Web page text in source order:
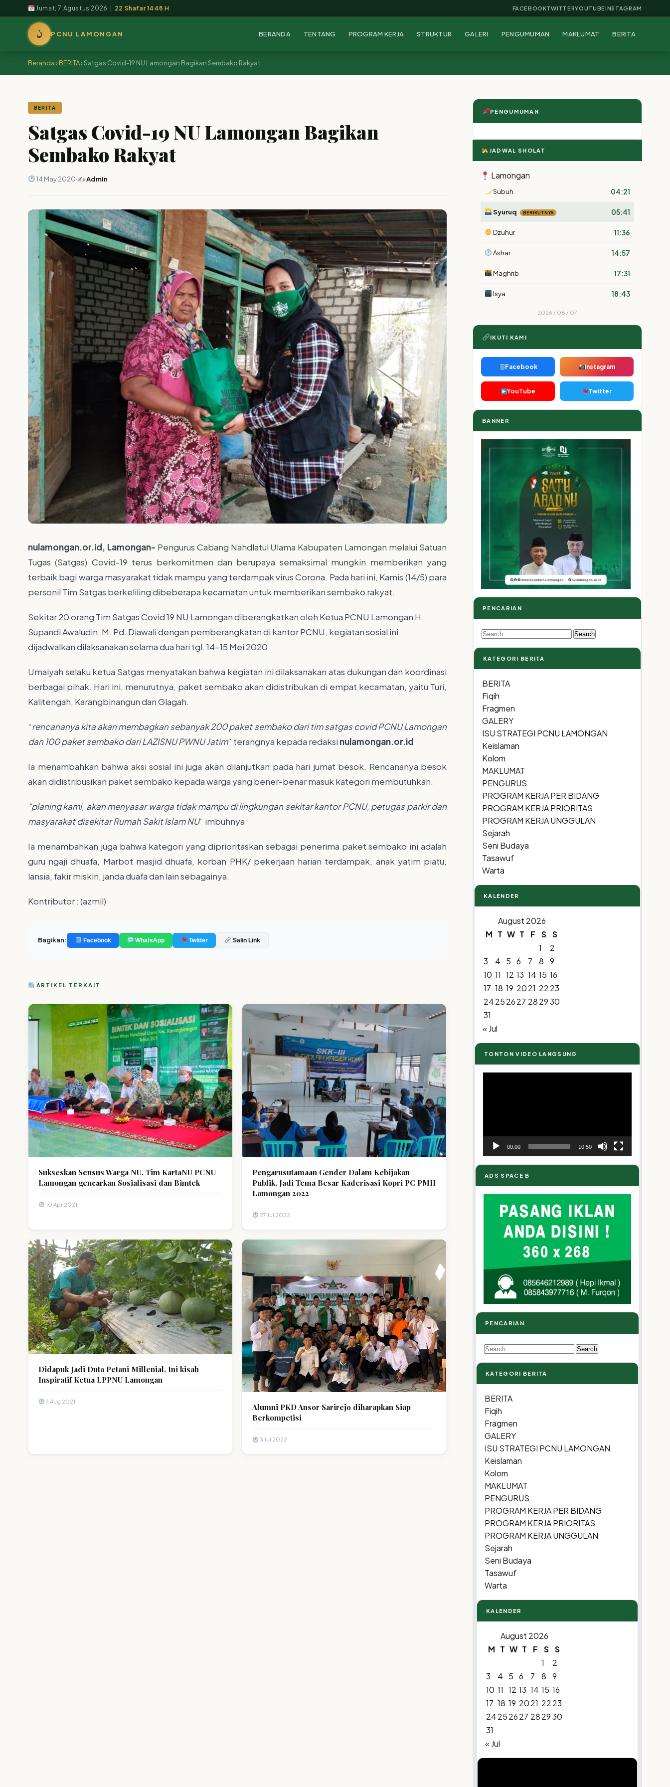
Jumat, 7 Agustus 2026 | 22 Shafar 1448 H FACEBOOKTWITTERYOUTUBEINSTAGRAM
ن PCNU LAMONGAN BERANDA TENTANG PROGRAM KERJA STRUKTUR GALERI PENGUMUMAN MAKLUMAT BERITA
Beranda›BERITA›Satgas Covid-19 NU Lamongan Bagikan Sembako Rakyat
BERITA
Satgas Covid-19 NU Lamongan Bagikan
Sembako Rakyat
14 May 2020·✍️Admin
nulamongan.or.id, Lamongan- Pengurus Cabang Nahdlatul Ulama Kabupaten Lamongan melalui Satuan
Tugas (Satgas) Covid-19 terus berkomitmen dan berupaya semaksimal mungkin memberikan yang
terbaik bagi warga masyarakat tidak mampu yang terdampak virus Corona. Pada hari ini, Kamis (14/5) para
personil Tim Satgas berkeliling dibeberapa kecamatan untuk memberikan sembako rakyat.
Sekitar 20 orang Tim Satgas Covid 19 NU Lamongan diberangkatkan oleh Ketua PCNU Lamongan H.
Supandi Awaludin, M. Pd. Diawali dengan pemberangkatan di kantor PCNU, kegiatan sosial ini
dijadwalkan dilaksanakan selama dua hari tgl. 14-15 Mei 2020
Umaiyah selaku ketua Satgas menyatakan bahwa kegiatan ini dilaksanakan atas dukungan dan koordinasi
berbagai pihak. Hari ini, menurutnya, paket sembako akan didistribukan di empat kecamatan, yaitu Turi,
Kalitengah, Karangbinangun dan Glagah.
“rencananya kita akan membagkan sebanyak 200 paket sembako dari tim satgas covid PCNU Lamongan
dan 100 paket sembako dari LAZISNU PWNU Jatim” terangnya kepada redaksi nulamongan.or.id
Ia menambahkan bahwa aksi sosial ini juga akan dilanjutkan pada hari jumat besok. Rencananya besok
akan didistribusikan paket sembako kepada warga yang bener-benar masuk kategori membutuhkan.
“planing kami, akan menyasar warga tidak mampu di lingkungan sekitar kantor PCNU, petugas parkir dan
masyarakat disekitar Rumah Sakit Islam NU” imbuhnya
Ia menambahkan juga bahwa kategori yang diprioritaskan sebagai penerima paket sembako ini adalah
guru ngaji dhuafa, Marbot masjid dhuafa, korban PHK/ pekerjaan harian terdampak, anak yatim piatu,
lansia, fakir miskin, janda duafa dan lain sebagainya.
Kontributor : (azmil)
Bagikan: Facebook WhatsApp Twitter Salin Link
ARTIKEL TERKAIT
Sukseskan Sensus Warga NU, Tim KartaNU PCNU
Lamongan gencarkan Sosialisasi dan Bimtek
10 Apr 2021
Pengarusutamaan Gender Dalam Kebijakan
Publik, Jadi Tema Besar Kaderisasi Kopri PC PMII
Lamongan 2022
27 Jul 2022
Didapuk Jadi Duta Petani Millenial, Ini kisah
Inspiratif Ketua LPPNU Lamongan
7 Aug 2021
Alumni PKD Ansor Sarirejo diharapkan Siap
Berkompetisi
3 Jul 2022
PENGUMUMAN
JADWAL SHOLAT
Lamongan
Subuh 04:21
Syuruq BERIKUTNYA 05:41
Dzuhur 11:36
Ashar 14:57
Maghrib 17:31
Isya 18:43
2026 / 08 / 07
IKUTI KAMI
Facebook Instagram
YouTube Twitter
BANNER
PENCARIAN
Search
for:
KATEGORI BERITA
BERITA
Fiqih
Fragmen
GALERY
ISU STRATEGI PCNU LAMONGAN
Keislaman
Kolom
MAKLUMAT
PENGURUS
PROGRAM KERJA PER BIDANG
PROGRAM KERJA PRIORITAS
PROGRAM KERJA UNGGULAN
Sejarah
Seni Budaya
Tasawuf
Warta
KALENDER
August 2026
M T W T F S S
1
2
3
4 5 6 7 8
9
10 11 12 13 14 15 16
17 18 19 2021 2223
24252627 282930
31
« Jul
TONTON VIDEO LANGSUNG
00:00 10:50
ADS SPACE B
PENCARIAN
Search
for:
KATEGORI BERITA
BERITA
Fiqih
Fragmen
GALERY
ISU STRATEGI PCNU LAMONGAN
Keislaman
Kolom
MAKLUMAT
PENGURUS
PROGRAM KERJA PER BIDANG
PROGRAM KERJA PRIORITAS
PROGRAM KERJA UNGGULAN
Sejarah
Seni Budaya
Tasawuf
Warta
KALENDER
August 2026
M T W T F S S
1
2
3
4 5 6 7 8
9
10 11 12 13 14 15 16
17 18 19 2021 2223
24252627 282930
31
« Jul
Video